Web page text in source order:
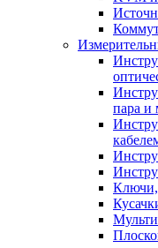
пара и
Ключи,